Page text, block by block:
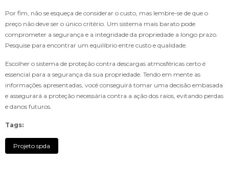
Por fim, não se esqueça de considerar o custo, mas lembre-se de que o
preço não deve ser o único critério. Um sistema mais barato pode
comprometer a segurança e a integridade da propriedade a longo prazo.
Pesquise para encontrar um equilíbrio entre custo e qualidade.
Escolher o sistema de proteção contra descargas atmosféricas certo é
essencial para a segurança da sua propriedade. Tendo em mente as
informações apresentadas, você conseguirá tomar uma decisão embasada
e assegurará a proteção necessária contra a ação dos raios, evitando perdas
e danos futuros.
Tags:
Projeto spda